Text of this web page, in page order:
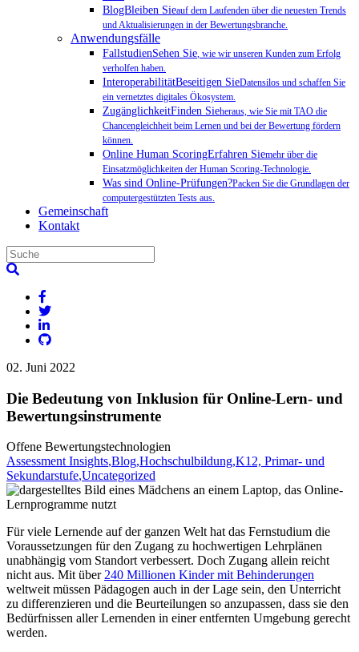
BlogBleiben Sieauf dem Laufenden über die neuesten Trends
und Aktualisierungen in der Bewertungsbranche.
Anwendungsfälle
FallstudienSehen Sie, wie wir unseren Kunden zum Erfolg
verholfen haben.
InteroperabilitätBeseitigen SieDatensilos und schaffen Sie
ein vernetztes digitales Ökosystem.
ZugänglichkeitFinden Sieheraus, wie Sie mit TAO die
Chancengleichheit beim Lernen und bei der Bewertung fördern
können.
Online Human ScoringErfahren Siemehr über die
Einsatzmöglichkeiten der Human Scoring-Technologie.
Was sind Online-Prüfungen?Packen Sie die Grundlagen der
computergestützten Tests aus.
Gemeinschaft
Kontakt
02. Juni 2022
Die Bedeutung von Inklusion für Online-Lern- und
Bewertungsinstrumente
Offene Bewertungstechnologien
Assessment Insights,Blog,Hochschulbildung,K12, Primar- und
Sekundarstufe,Uncategorized
Für viele Lernende auf der ganzen Welt hat das Fernstudium die
Voraussetzungen für den Zugang zu hochwertigen Lehrplänen
unabhängig vom Standort verbessert. Doch Zugang allein reicht
nicht aus. Mit über240 Millionen Kinder mit Behinderungen
weltweit müssen Pädagogen auch in der Lage sein, den Unterricht
zu differenzieren und die Beurteilungen so anzupassen, dass sie den
Bedürfnissen aller Lernenden in einer entfernten Umgebung gerecht
werden.